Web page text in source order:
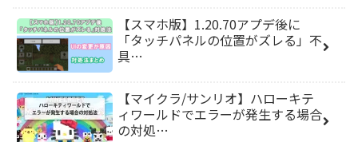
【スマホ版】1.20.70アプデ後に
「タッチパネルの位置がズレる」不
具…
【マイクラ/サンリオ】ハローキテ
ィワールドでエラーが発生する場合
の対処…